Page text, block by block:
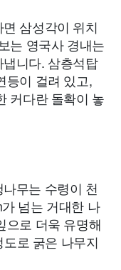
삼성각이 위치
는 영국사 경내는
니다. 삼층석탑
등이 걸려 있고,
커다란 돌확이 놓
무는 수령이 천
넘는 거대한 나
으로 더욱 유명해
로 굵은 나무지